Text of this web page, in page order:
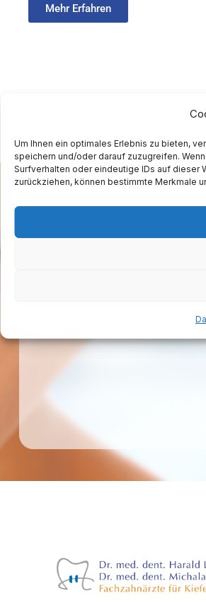
Um Ihnen ein optimales Erlebnis zu bieten,
speichern und/oder darauf zuzugreifen.
Surfverhalten oder eindeutige IDs auf dieser
zurückziehen, können bestimmte Merkmale
Mehr Erfahren